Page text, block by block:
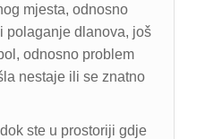
mjesta, odnosno
polaganje dlanova, još
odnosno problem
nestaje ili se znatno
ste u prostoriji gdje